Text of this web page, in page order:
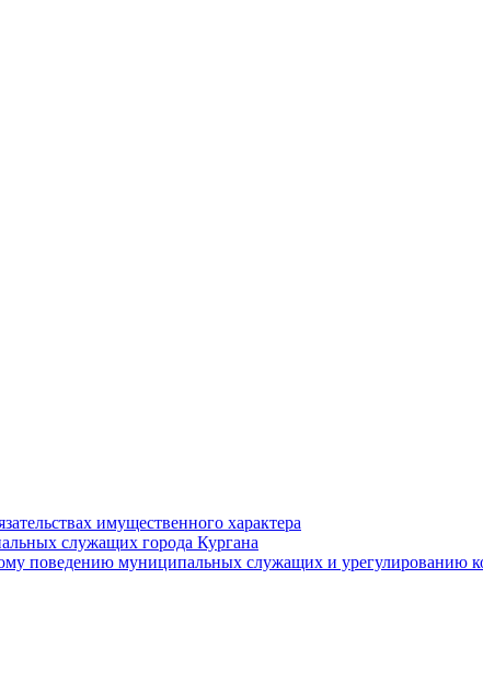
имущественного характера
служащих города Кургана
поведению муниципальных служащих и урегулированию